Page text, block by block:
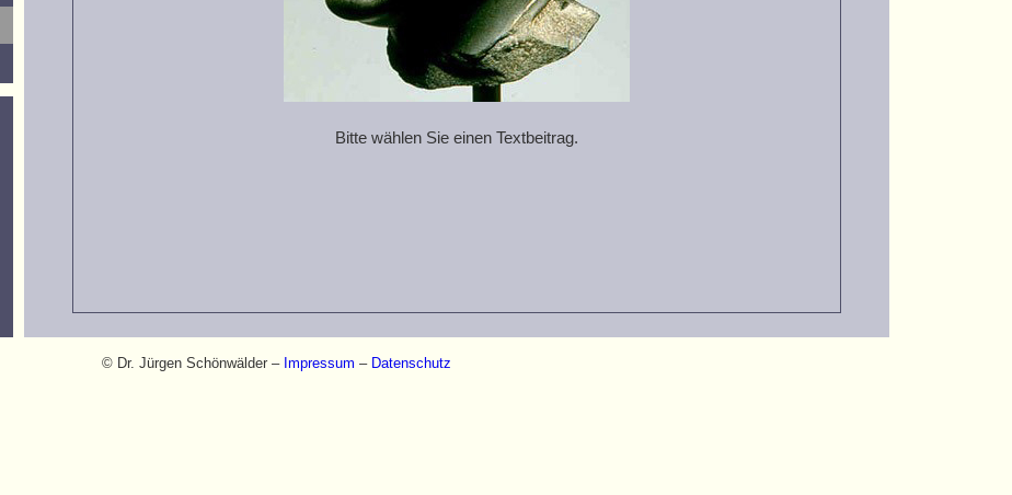
© Dr. Jürgen Schönwälder – Impressum – Datenschutz